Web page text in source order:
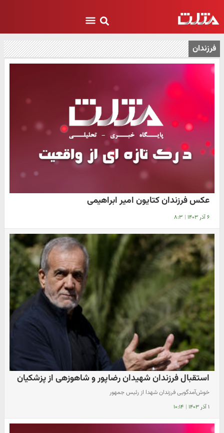
فرزندان
عکس فرزندان کتایون امیر ابراهیمی
۶ آذر ۱۴۰۳ | ۸:۳
استقبال فرزندان شهیدان رضاپور و شاهوزهی از پزشکیان
خوش‌آمدگویی فرزندان شهدا از رئیس جمهور
۱ آذر ۱۴۰۳ | ۱۰:۱۴